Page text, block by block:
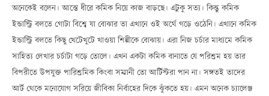
অনেকেই বলেন। আস্তে ধীরে কমিক নিয়ে কাজ বাড়ছে। এটুকু সত্য। কিন্তু কমিক
ইন্ডাস্ট্রি বলতে গোটা বিশ্বে যা বোঝার তা এখানে ওই অর্থে গড়ে ওঠেনি। এখানে কমিক
ইন্ডাস্ট্রি বলতে কিছু খেটেখুটে খাওয়া শিল্পীকে বোঝায়। এরা নিজ চর্চার মাধ্যমে কমিক
সাহিত্য লেখার চর্চাটা গড়ে তোলে। এখন একটা কমিক বানাতে যে পরিশ্রম হয় তার
বিপরীতে উপযুক্ত পারিশ্রমিক কিংবা সম্মানী তো আর্টিস্টরা পান না। সঙ্গতই তাদের
আর্ট থেকে মনোযোগ সরিয়ে জীবিকা নির্বাহের দিকে ঝুঁকতে হয়। এমন অনেক চ্যালেঞ্জ